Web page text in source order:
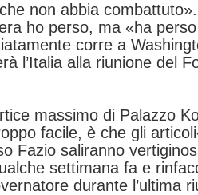
non abbia
ho perso, ma «ha
corre a
l’Italia alla riunione del
massimo di Palazzo
facile, è che gli
Fazio saliranno
settimana fa e
durante l’ultima